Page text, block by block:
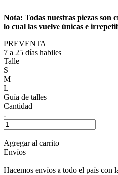
Nota: Todas nuestras piezas son
lo cual las vuelve únicas e
PREVENTA
7 a 25 días habiles
Talle
S
M
L
Guía de talles
Cantidad
-
+
Agregar al carrito
Envíos
+
Hacemos envíos a todo el país con